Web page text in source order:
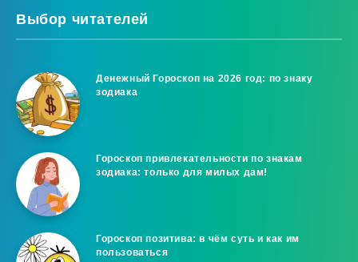
Выбор читателей
Денежный Гороскоп на 2026 год: по знаку
зодиака
Гороскоп привлекательности по знакам
зодиака: только для милых дам!
Гороскоп позитива: в чём суть и как им
пользоваться